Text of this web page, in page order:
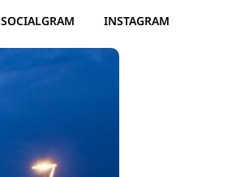
SOCIALGRAM INSTAGRAM